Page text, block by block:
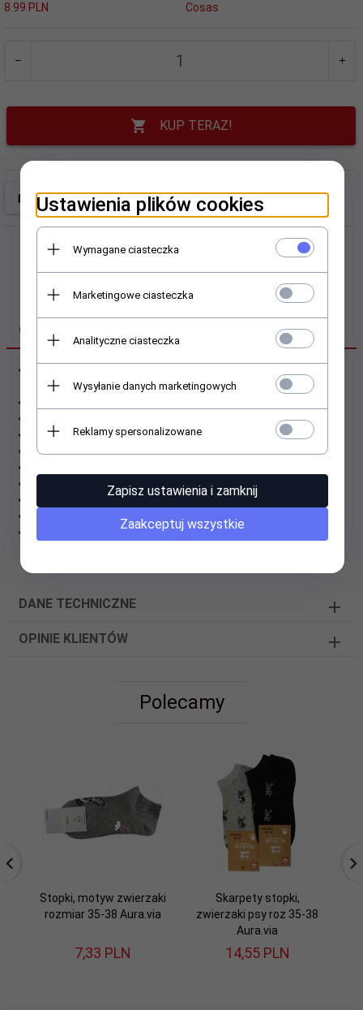
8.99 PLN
Cosas
KUP TERAZ!
OPIS PRODUKTU
35-38 firmy COSAS. Wysoka zawartość bawełny.
Na każdą porę roku
Real foto - przedstawia moje zdjęcie licytowanej partii.
Wysokiej jakości, wykonane z 95% bawełny, 5% spandex
Niepowtarzalne wzory!
Jednym słowem - śliczne
DANE TECHNICZNE
OPINIE KLIENTÓW
Polecamy
Stopki, motyw zwierzaki
rozmiar 35-38 Aura.via
7,33 PLN
Skarpety stopki,
zwierzaki psy roz 35-38
Aura.via
14,55 PLN
Ustawienia plików cookies
Wymagane ciasteczka
Marketingowe ciasteczka
Analityczne ciasteczka
Wysyłanie danych marketingowych
Reklamy spersonalizowane
Zapisz ustawienia i zamknij
Zaakceptuj wszystkie